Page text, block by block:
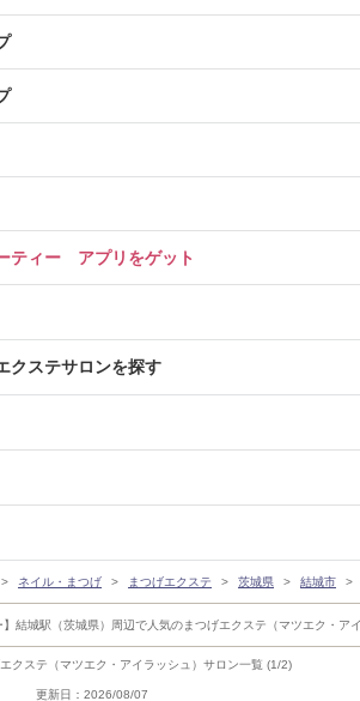
クステ（マツエク・アイラッシュ）サロン一覧 (1/2)
更新日：2026/08/07
ティー アプリをゲット
クステサロンを探す
ネイル・まつげ まつげエクステ 茨城県 結城市
】結城駅（茨城県）周辺で人気のまつげエクステ（マツエク・